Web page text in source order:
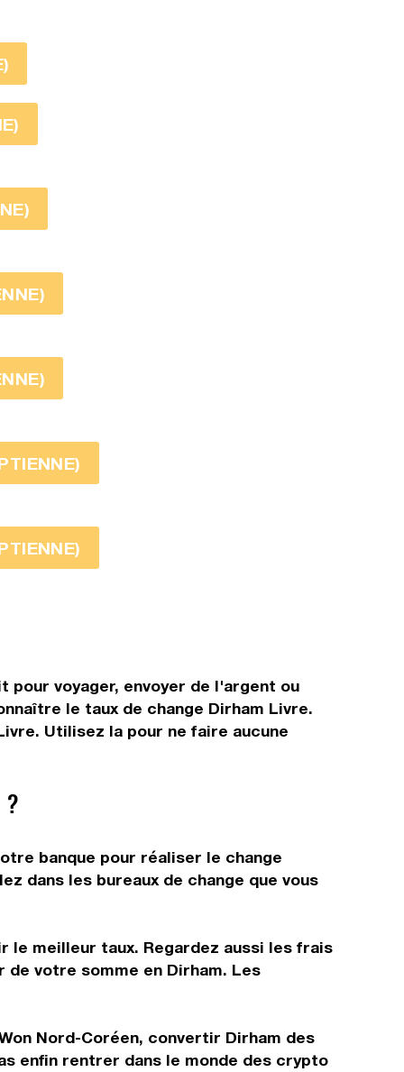
pour voyager, envoyer de l'argent ou
le taux de change Dirham Livre.
Utilisez la pour ne faire aucune
?
banque pour réaliser le change
dans les bureaux de change que vous
le meilleur taux. Regardez aussi les frais
votre somme en Dirham. Les
Nord-Coréen, convertir Dirham des
enfin rentrer dans le monde des crypto